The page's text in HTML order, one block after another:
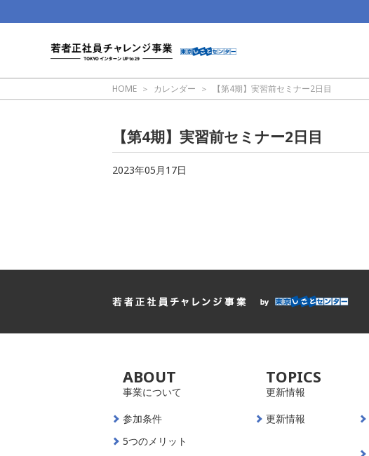
HOME カレンダー 【第4期】実習前セミナー2日目
【第4期】実習前セミナー2日目
2023年05月17日
ABOUT
事業について
参加条件
5つのメリット
TOPICS
更新情報
更新情報